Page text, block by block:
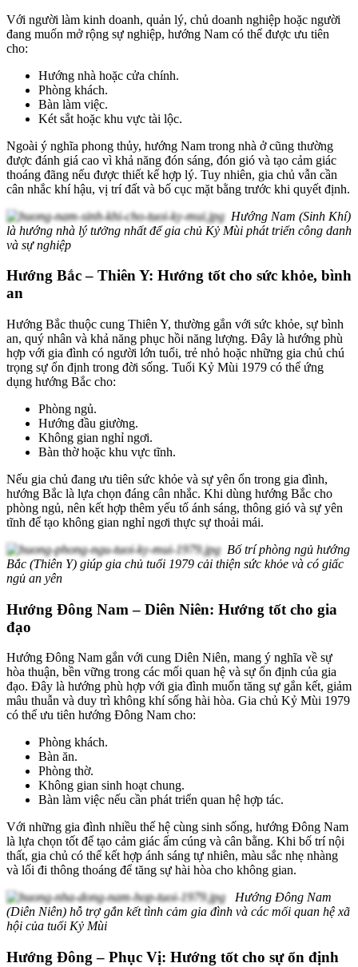
Với người làm kinh doanh, quản lý, chủ doanh nghiệp hoặc người
đang muốn mở rộng sự nghiệp, hướng Nam có thể được ưu tiên
cho:
Hướng nhà hoặc cửa chính.
Phòng khách.
Bàn làm việc.
Két sắt hoặc khu vực tài lộc.
Ngoài ý nghĩa phong thủy, hướng Nam trong nhà ở cũng thường
được đánh giá cao vì khả năng đón sáng, đón gió và tạo cảm giác
thoáng đãng nếu được thiết kế hợp lý. Tuy nhiên, gia chủ vẫn cần
cân nhắc khí hậu, vị trí đất và bố cục mặt bằng trước khi quyết định.
Hướng Nam (Sinh Khí)
là hướng nhà lý tưởng nhất để gia chủ Kỷ Mùi phát triển công danh
và sự nghiệp
Hướng Bắc – Thiên Y: Hướng tốt cho sức khỏe, bình
an
Hướng Bắc thuộc cung Thiên Y, thường gắn với sức khỏe, sự bình
an, quý nhân và khả năng phục hồi năng lượng. Đây là hướng phù
hợp với gia đình có người lớn tuổi, trẻ nhỏ hoặc những gia chủ chú
trọng sự ổn định trong đời sống. Tuổi Kỷ Mùi 1979 có thể ứng
dụng hướng Bắc cho:
Phòng ngủ.
Hướng đầu giường.
Không gian nghỉ ngơi.
Bàn thờ hoặc khu vực tĩnh.
Nếu gia chủ đang ưu tiên sức khỏe và sự yên ổn trong gia đình,
hướng Bắc là lựa chọn đáng cân nhắc. Khi dùng hướng Bắc cho
phòng ngủ, nên kết hợp thêm yếu tố ánh sáng, thông gió và sự yên
tĩnh để tạo không gian nghỉ ngơi thực sự thoải mái.
Bố trí phòng ngủ hướng
Bắc (Thiên Y) giúp gia chủ tuổi 1979 cải thiện sức khỏe và có giấc
ngủ an yên
Hướng Đông Nam – Diên Niên: Hướng tốt cho gia
đạo
Hướng Đông Nam gắn với cung Diên Niên, mang ý nghĩa về sự
hòa thuận, bền vững trong các mối quan hệ và sự ổn định của gia
đạo. Đây là hướng phù hợp với gia đình muốn tăng sự gắn kết, giảm
mâu thuẫn và duy trì không khí sống hài hòa. Gia chủ Kỷ Mùi 1979
có thể ưu tiên hướng Đông Nam cho:
Phòng khách.
Bàn ăn.
Phòng thờ.
Không gian sinh hoạt chung.
Bàn làm việc nếu cần phát triển quan hệ hợp tác.
Với những gia đình nhiều thế hệ cùng sinh sống, hướng Đông Nam
là lựa chọn tốt để tạo cảm giác ấm cúng và cân bằng. Khi bố trí nội
thất, gia chủ có thể kết hợp ánh sáng tự nhiên, màu sắc nhẹ nhàng
và lối đi thông thoáng để tăng sự hài hòa cho không gian.
Hướng Đông Nam
(Diên Niên) hỗ trợ gắn kết tình cảm gia đình và các mối quan hệ xã
hội của tuổi Kỷ Mùi
Hướng Đông – Phục Vị: Hướng tốt cho sự ổn định